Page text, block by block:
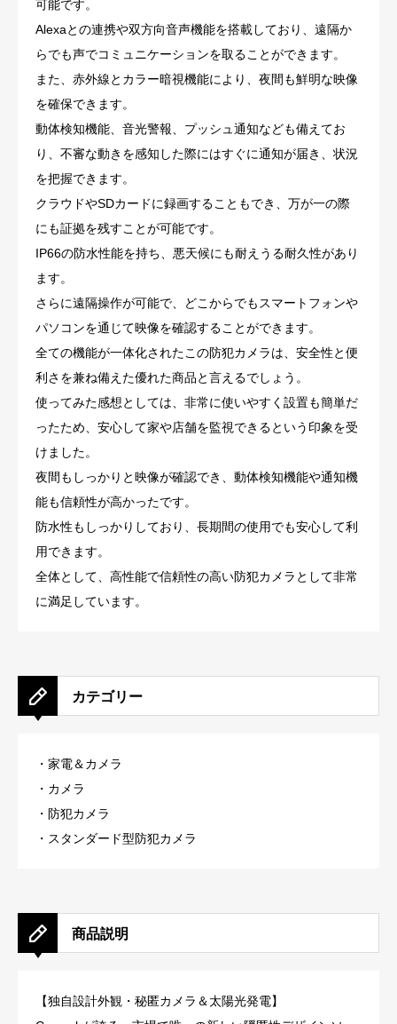
可能です。
Alexaとの連携や双方向音声機能を搭載しており、遠隔か
らでも声でコミュニケーションを取ることができます。
また、赤外線とカラー暗視機能により、夜間も鮮明な映像
を確保できます。
動体検知機能、音光警報、プッシュ通知なども備えてお
り、不審な動きを感知した際にはすぐに通知が届き、状況
を把握できます。
クラウドやSDカードに録画することもでき、万が一の際
にも証拠を残すことが可能です。
IP66の防水性能を持ち、悪天候にも耐えうる耐久性があり
ます。
さらに遠隔操作が可能で、どこからでもスマートフォンや
パソコンを通じて映像を確認することができます。
全ての機能が一体化されたこの防犯カメラは、安全性と便
利さを兼ね備えた優れた商品と言えるでしょう。
使ってみた感想としては、非常に使いやすく設置も簡単だ
ったため、安心して家や店舗を監視できるという印象を受
けました。
夜間もしっかりと映像が確認でき、動体検知機能や通知機
能も信頼性が高かったです。
防水性もしっかりしており、長期間の使用でも安心して利
用できます。
全体として、高性能で信頼性の高い防犯カメラとして非常
に満足しています。
カテゴリー
・家電＆カメラ
・ カメラ
・防犯カメラ
・ スタンダード型防犯カメラ
商品説明
【独自設計外観・秘匿カメラ＆太陽光発電】